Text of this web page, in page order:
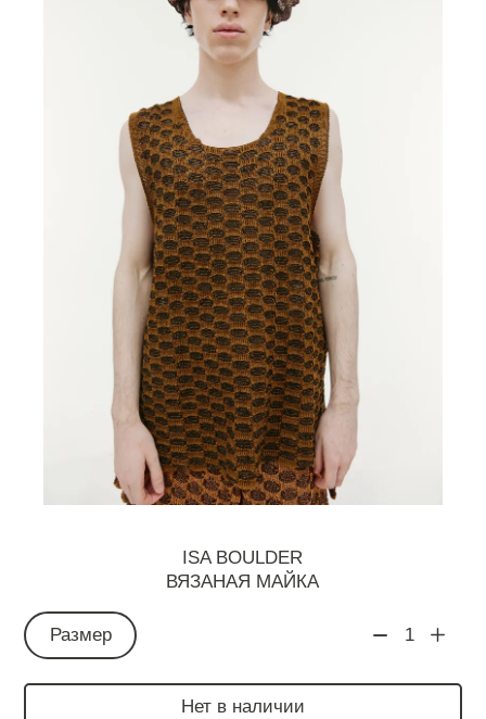
ISA BOULDER
ВЯЗАНАЯ МАЙКА
Размер 1
Нет в наличии